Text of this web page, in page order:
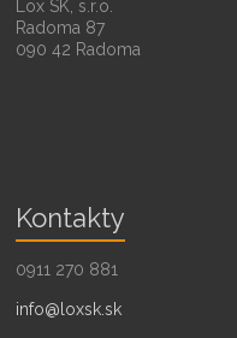
Lox SK, s.r.o.
Radoma 87
090 42 Radoma
Kontakty
0911 270 881
info@loxsk.sk